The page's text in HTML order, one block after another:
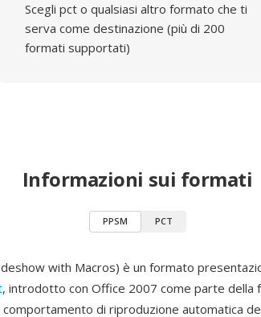
Scegli pct o qualsiasi altro formato che ti
serva come destinazione (più di 200
formati supportati)
Informazioni sui formati
PPSM PCT
with Macros) è un formato
, introdotto con Office 2007 come parte della
comportamento di riproduzione automatica